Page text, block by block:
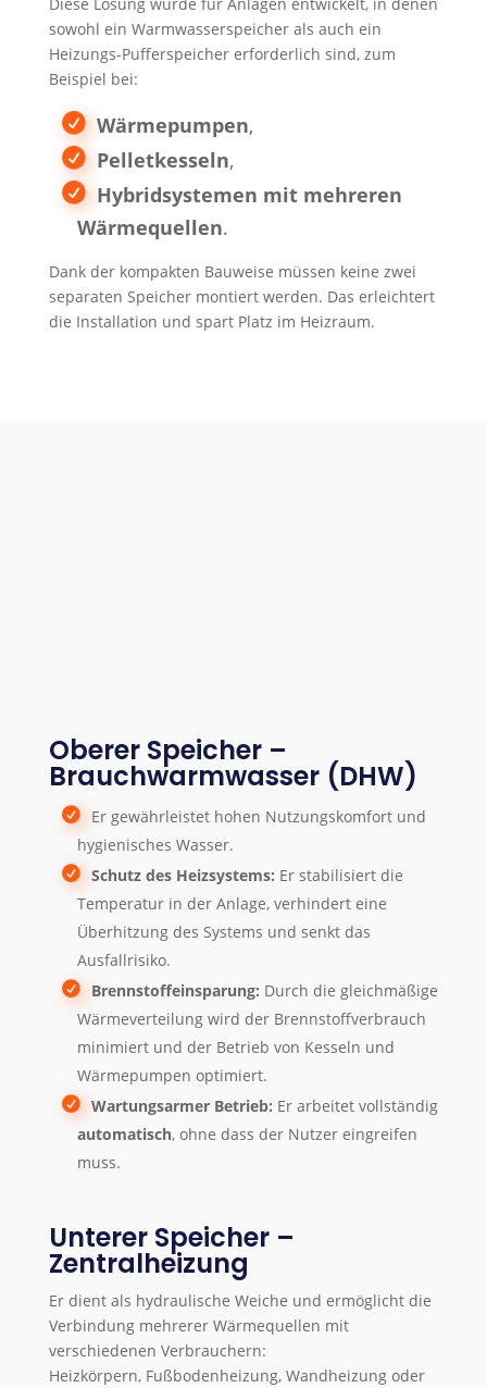
sowohl ein Warmwasserspeicher als auch ein
Heizungs-Pufferspeicher erforderlich sind, zum
Beispiel bei:
Wärmepumpen,
Pelletkesseln,
Hybridsystemen mit mehreren
Wärmequellen.
Dank der kompakten Bauweise müssen keine zwei
separaten Speicher montiert werden. Das erleichtert
die Installation und spart Platz im Heizraum.
Oberer Speicher –
Brauchwarmwasser (DHW)
Er gewährleistet hohen Nutzungskomfort und
hygienisches Wasser.
Schutz des Heizsystems: Er stabilisiert die
Temperatur in der Anlage, verhindert eine
Überhitzung des Systems und senkt das
Ausfallrisiko.
Brennstoffeinsparung: Durch die gleichmäßige
Wärmeverteilung wird der Brennstoffverbrauch
minimiert und der Betrieb von Kesseln und
Wärmepumpen optimiert.
Wartungsarmer Betrieb: Er arbeitet vollständig
automatisch, ohne dass der Nutzer eingreifen
muss.
Unterer Speicher –
Zentralheizung
Er dient als hydraulische Weiche und ermöglicht die
Verbindung mehrerer Wärmequellen mit
verschiedenen Verbrauchern:
Heizkörpern, Fußbodenheizung, Wandheizung oder